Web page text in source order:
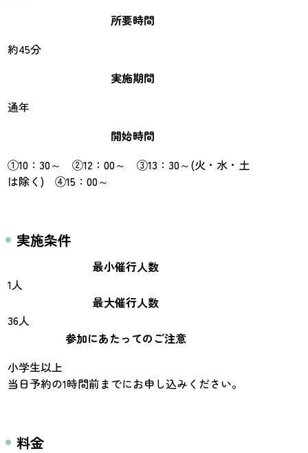
所要時間
約45分
実施期間
通年
開始時間
①10：30～ ②12：00～ ③13：30～(火・水・土
は除く) ④15：00～
実施条件
最小催行人数
1人
最大催行人数
36人
参加にあたってのご注意
小学生以上
当日予約の1時間前までにお申し込みください。
料金